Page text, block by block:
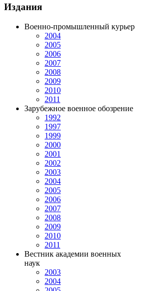
Издания
Военно-промышленный курьер
2004
2005
2006
2007
2008
2009
2010
2011
Зарубежное военное обозрение
1992
1997
1999
2000
2001
2002
2003
2004
2005
2006
2007
2008
2009
2010
2011
Вестник академии военных
наук
2003
2004